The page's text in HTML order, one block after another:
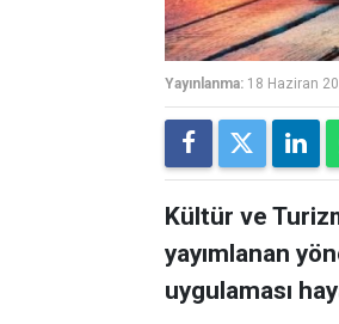
Yayınlanma: 18 Haziran
Kültür ve
yayımlanan
uygulaması